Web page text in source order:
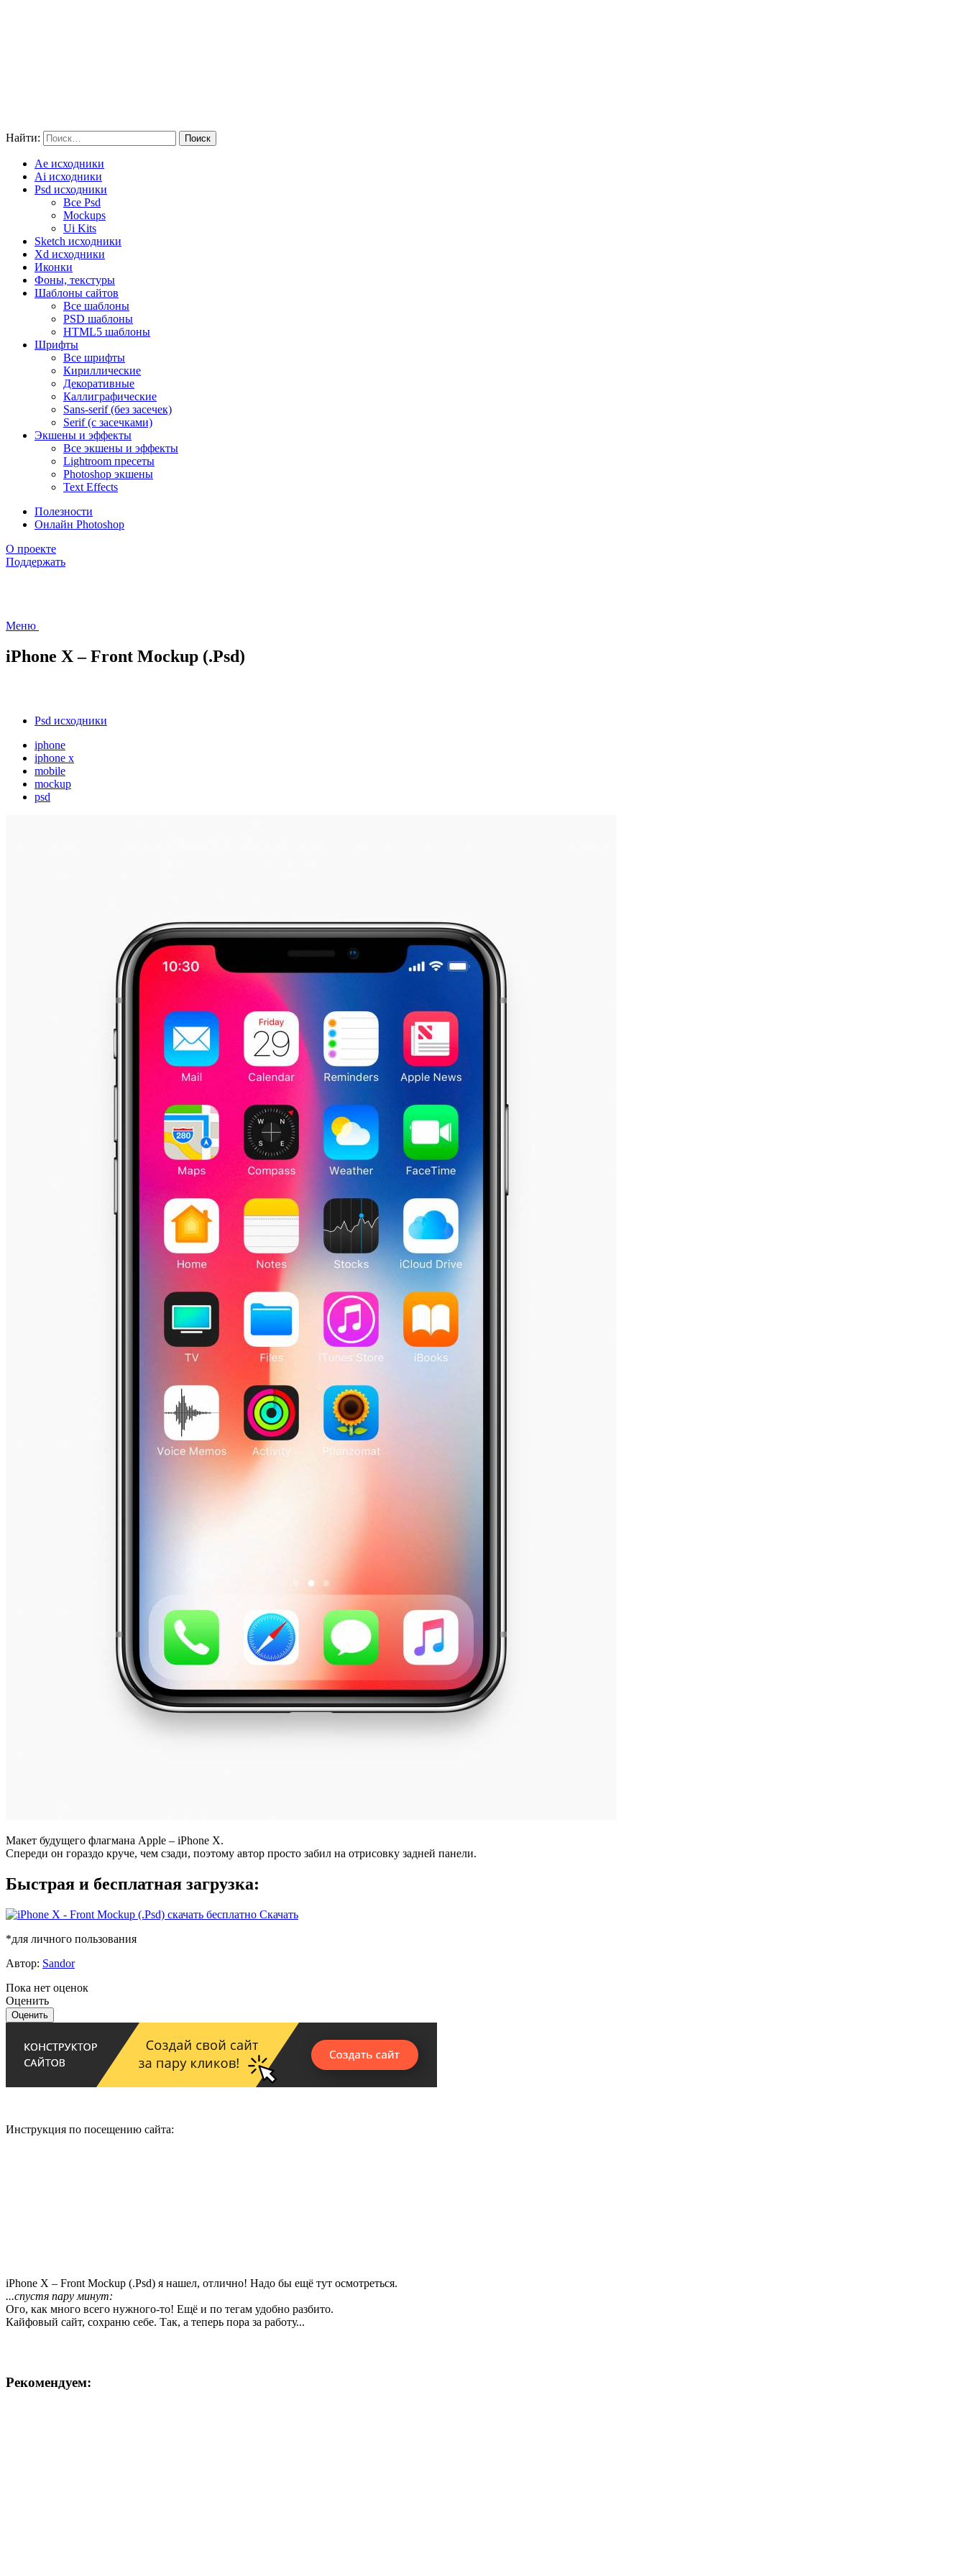
Найти:
Ae исходники
Ai исходники
Psd исходники
Все Psd
Mockups
Ui Kits
Sketch исходники
Xd исходники
Иконки
Фоны, текстуры
Шаблоны сайтов
Все шаблоны
PSD шаблоны
HTML5 шаблоны
Шрифты
Все шрифты
Кириллические
Декоративные
Каллиграфические
Sans-serif (без засечек)
Serif (с засечками)
Экшены и эффекты
Все экшены и эффекты
Lightroom пресеты
Photoshop экшены
Text Effects
Полезности
Онлайн Photoshop
О проекте
Поддержать
Меню
iPhone X – Front Mockup (.Psd)
Psd исходники
iphone
iphone x
mobile
mockup
psd
Макет будущего флагмана Apple – iPhone X.
Спереди он гораздо круче, чем сзади, поэтому автор просто забил на отрисовку задней панели.
Быстрая и бесплатная загрузка:
Скачать
*для личного пользования
Автор: Sandor
Пока нет оценок
Оценить
Инструкция по посещению сайта:
iPhone X – Front Mockup (.Psd) я нашел, отлично! Надо бы ещё тут осмотреться.
...спустя пару минут:
Ого, как много всего нужного-то! Ещё и по тегам удобно разбито.
Кайфовый сайт, сохраню себе. Так, а теперь пора за работу...
Рекомендуем: